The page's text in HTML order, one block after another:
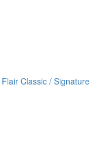
Flair Classic / Signature